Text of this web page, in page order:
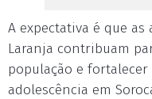
A expectativa é que as
Laranja contribuam
população e
adolescência em